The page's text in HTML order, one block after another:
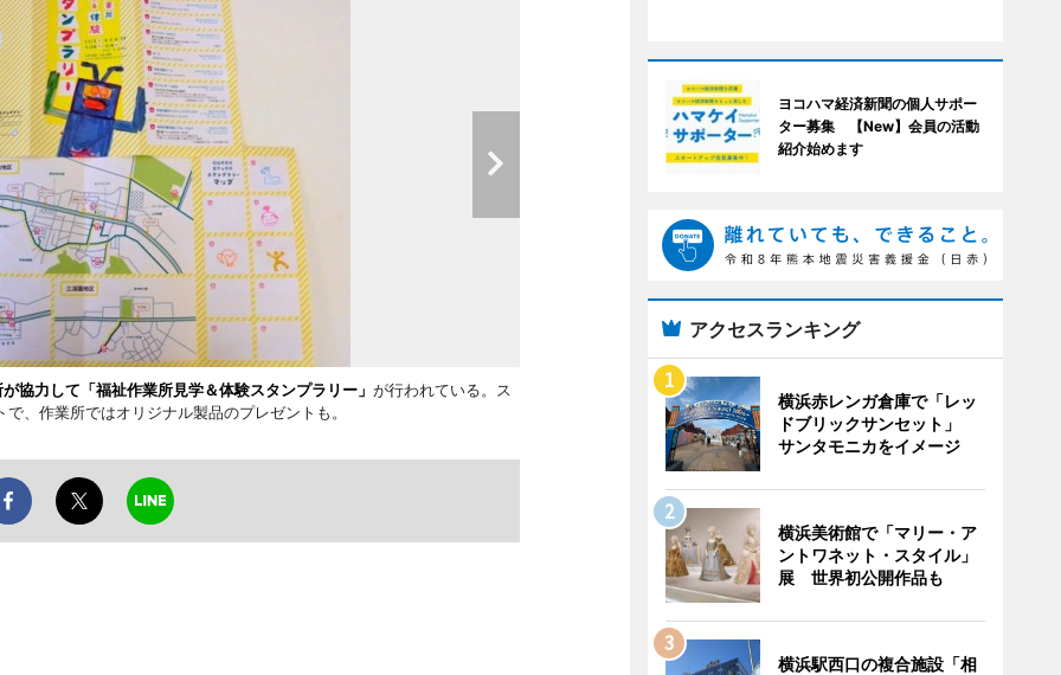
協力して「福祉作業所見学＆体験スタンプラリー」 が行われている。ス
、作業所ではオリジナル製品のプレゼントも。
ヨコハマ経済新聞の個人サポー
ター募集 【New】会員の活動
紹介始めます
アクセスランキング
横浜赤レンガ倉庫で「レッ
ドブリックサンセット」
サンタモニカをイメージ
横浜美術館で「マリー・ア
ントワネット・スタイル」
展 世界初公開作品も
横浜駅西口の複合施設「相